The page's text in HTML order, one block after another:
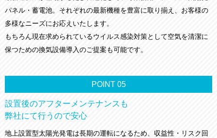
パネル・蓄電池。それぞれの最新機種を豊富に取り揃え、お客様の
多様なニーズにお応えいたします。
もちろん現在求められているウイルス感染対策として空気を清潔に
保つための換気設備導入のご提案も可能です。
POINT05
設置後のアフターメンテナンスも
弊社にて行うので安心
地上設置型太陽光発電は長期の運転になるため、収益性・リスク回